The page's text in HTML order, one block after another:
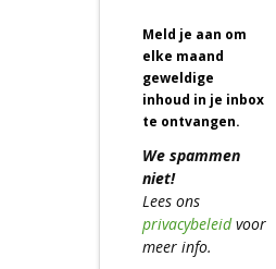
Meld je aan om
elke maand
geweldige
inhoud in je inbox
te ontvangen.
We spammen
niet!
Lees ons
privacybeleidvoor
meer info.